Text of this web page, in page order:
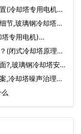
(冷却塔专用电机型
节,玻璃钢冷却塔型
塔专用电机)…
(闭式冷却塔原理图)
?,玻璃钢冷却塔安
,冷却塔噪声治理工